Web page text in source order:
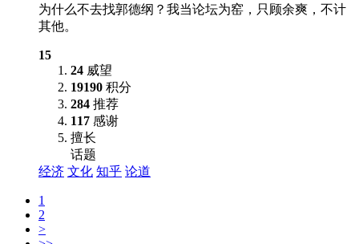
为什么不去找郭德纲？我当论坛为窑，只顾余爽，不计
其他。
15
24 威望
19190 积分
284 推荐
117 感谢
擅长
话题
经济 文化 知乎 论道
1
2
>